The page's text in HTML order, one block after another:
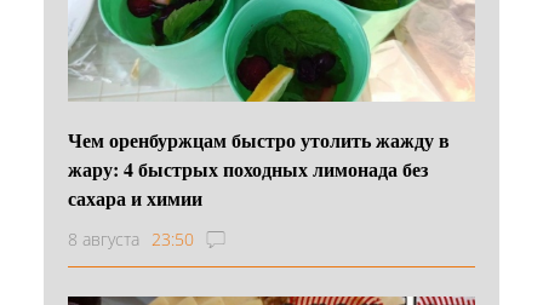
Чем оренбуржцам быстро утолить жажду в
жару: 4 быстрых походных лимонада без
сахара и химии
8 августа 23:50